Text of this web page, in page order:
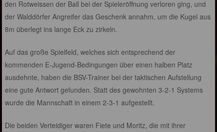
den Rotweissen der Ball bei der Spieleröffnung verloren ging, und
der Walddörfer Angreifer das Geschenk annahm, um die Kugel aus
8m überlegt ins lange Eck zu zirkeln.
Auf das große Spielfeld, welches sich entsprechend der
kommenden E-Jugend-Bedingungen über einen halben Platz
ausdehnte, haben die BSV-Trainer bei der taktischen Aufstellung
eine gute Antwort gefunden. Statt des gewohnten 3-2-1 Systems
wurde die Mannschaft in einem 2-3-1 aufgestellt.
Die beiden Verteidiger waren Fiete und Moritz, die mit ihrer